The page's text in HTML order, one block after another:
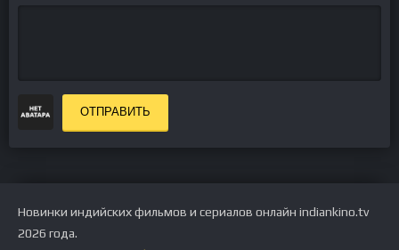
ОТПРАВИТЬ
Новинки индийских фильмов и сериалов онлайн indiankino.tv
2026 года.